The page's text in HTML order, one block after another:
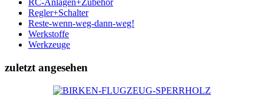
RC-Anlagen+Zubehör
Regler+Schalter
Reste-wenn-weg-dann-weg!
Werkstoffe
Werkzeuge
zuletzt angesehen